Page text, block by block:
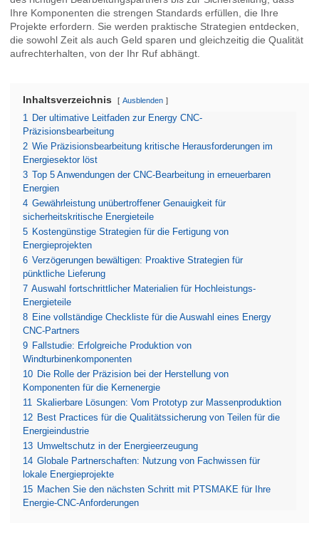
Ihre Komponenten die strengen Standards erfüllen, die Ihre
Projekte erfordern. Sie werden praktische Strategien entdecken,
die sowohl Zeit als auch Geld sparen und gleichzeitig die Qualität
aufrechterhalten, von der Ihr Ruf abhängt.
Inhaltsverzeichnis Ausblenden
1
Der ultimative Leitfaden zur Energy CNC-
Präzisionsbearbeitung
2 Wie Präzisionsbearbeitung kritische Herausforderungen im
Energiesektor löst
3 Top 5 Anwendungen der CNC-Bearbeitung in erneuerbaren
Energien
4 Gewährleistung unübertroffener Genauigkeit für
sicherheitskritische Energieteile
5 Kostengünstige Strategien für die Fertigung von
Energieprojekten
6 Verzögerungen bewältigen: Proaktive Strategien für
pünktliche Lieferung
7 Auswahl fortschrittlicher Materialien für Hochleistungs-
Energieteile
8 Eine vollständige Checkliste für die Auswahl eines Energy
CNC-Partners
9 Fallstudie: Erfolgreiche Produktion von
Windturbinenkomponenten
10 Die Rolle der Präzision bei der Herstellung von
Komponenten für die Kernenergie
11
Skalierbare Lösungen: Vom Prototyp zur Massenproduktion
12 Best Practices für die Qualitätssicherung von Teilen für die
Energieindustrie
13 Umweltschutz in der Energieerzeugung
14 Globale Partnerschaften: Nutzung von Fachwissen für
lokale Energieprojekte
15 Machen Sie den nächsten Schritt mit PTSMAKE für Ihre
Energie-CNC-Anforderungen